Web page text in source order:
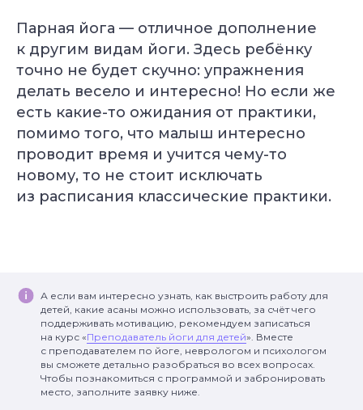
Парная йога — отличное дополнение
к другим видам йоги. Здесь ребёнку
точно не будет скучно: упражнения
делать весело и интересно! Но если же
есть какие-то ожидания от практики,
помимо того, что малыш интересно
проводит время и учится чему-то
новому, то не стоит исключать
из расписания классические практики.
А если вам интересно узнать, как выстроить работу для
детей, какие асаны можно использовать, за счёт чего
поддерживать мотивацию, рекомендуем записаться
на курс «Преподаватель йоги для детей». Вместе
с преподавателем по йоге, неврологом и психологом
вы сможете детально разобраться во всех вопросах.
Чтобы познакомиться с программой и забронировать
место, заполните заявку ниже.
Смотреть все курсы
Подробнее Подробнее